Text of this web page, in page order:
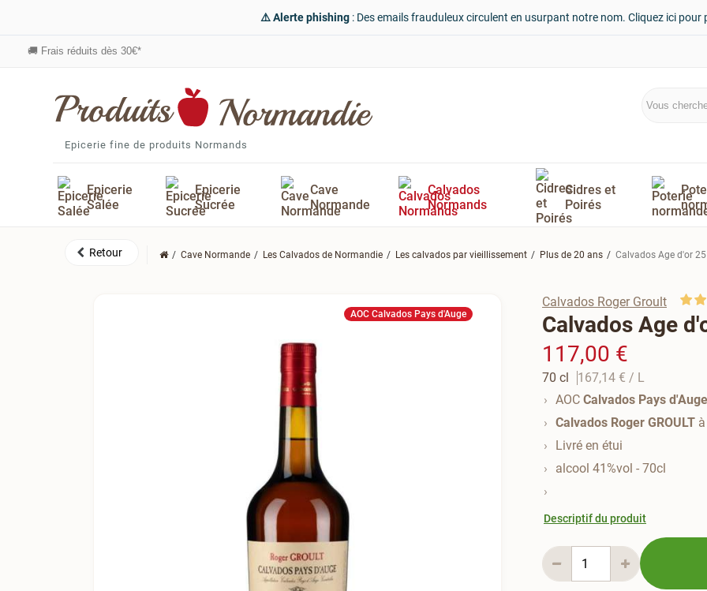
⚠️ Alerte phishing: Des emails frauduleux circulent en usurpant notre nom. Cliquez ici pour
🚚 Frais réduits dès 30€*
Epicerie fine de produits Normands
Epicerie
Salée
Epicerie
Sucrée
Cave
Normande
Calvados
Normands
Cidres et
Poirés
Cave Normande Les Calvados de Normandie Les calvados par vieillissement Plus de 20 ans Calvados Age d'or
AOC Calvados Pays d'Auge
Calvados Roger Groult
Calvados Age
117,00 €
70 cl 167,14 € / L
AOC Calvados Pays d'Auge
Calvados Roger GROULT
Livré en étui
alcool 41%vol - 70cl
Descriptif du produit